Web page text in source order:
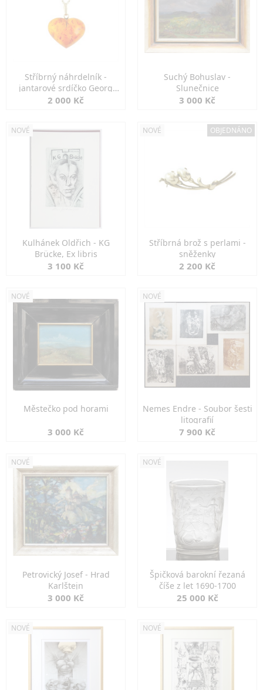
Stříbrný náhrdelník -
jantarové srdíčko Georg
Kramer
2 000 Kč
Suchý Bohuslav -
Slunečnice
3 000 Kč
NOVÉ
Kulhánek Oldřich - KG
Brücke, Ex libris
3 100 Kč
NOVÉ OBJEDNÁNO
Stříbrná brož s perlami -
sněženky
2 200 Kč
NOVÉ
Městečko pod horami
3 000 Kč
NOVÉ
Nemes Endre - Soubor šesti
litografií
7 900 Kč
NOVÉ
Petrovický Josef - Hrad
Karlštejn
3 000 Kč
NOVÉ
Špičková barokní řezaná
číše z let 1690-1700
25 000 Kč
NOVÉ NOVÉ